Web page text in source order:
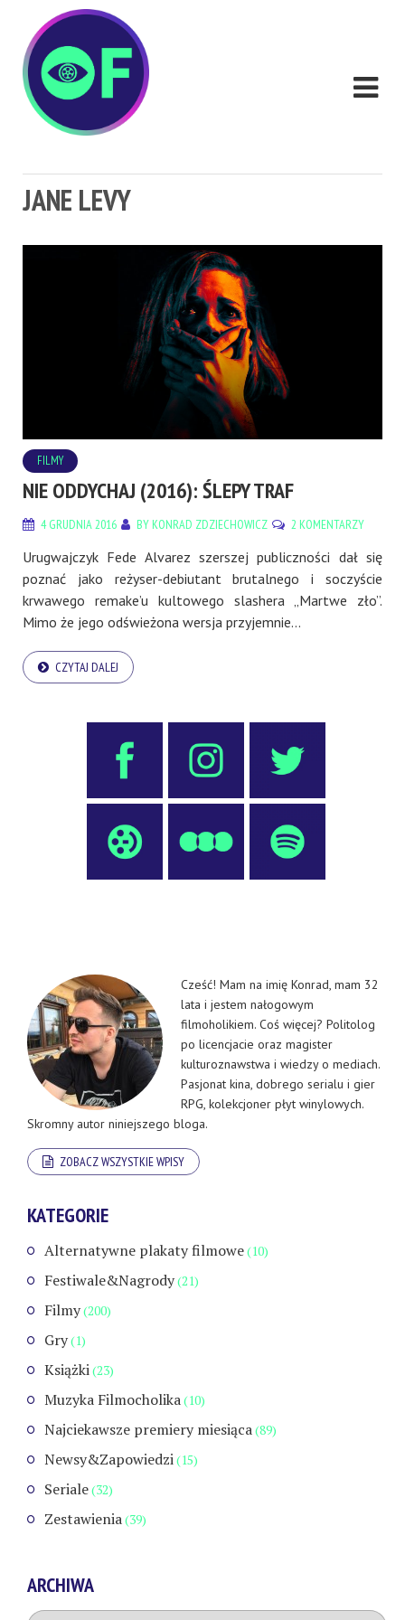
JANE LEVY
FILMY
NIE ODDYCHAJ (2016): ŚLEPY TRAF
4 GRUDNIA 2016 BY KONRAD ZDZIECHOWICZ 2 KOMENTARZY
Urugwajczyk Fede Alvarez szerszej publiczności dał się
poznać jako reżyser-debiutant brutalnego i soczyście
krwawego remake’u kultowego slashera „Martwe zło”.
Mimo że jego odświeżona wersja przyjemnie...
CZYTAJ DALEJ
Cześć! Mam na imię Konrad, mam 32
lata i jestem nałogowym
filmoholikiem. Coś więcej? Politolog
po licencjacie oraz magister
kulturoznawstwa i wiedzy o mediach.
Pasjonat kina, dobrego serialu i gier
RPG, kolekcjoner płyt winylowych.
Skromny autor niniejszego bloga.
ZOBACZ WSZYSTKIE WPISY
KATEGORIE
Alternatywne plakaty filmowe(10)
Festiwale&Nagrody(21)
Filmy(200)
Gry(1)
Książki(23)
Muzyka Filmocholika(10)
Najciekawsze premiery miesiąca(89)
Newsy&Zapowiedzi(15)
Seriale(32)
Zestawienia(39)
ARCHIWA